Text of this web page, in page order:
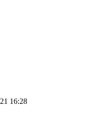
16:28